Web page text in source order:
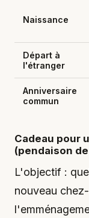
Naissance
Départ à
l'étranger
Anniversaire
commun
Cadeau pour
(pendaison
L'objectif :
nouveau